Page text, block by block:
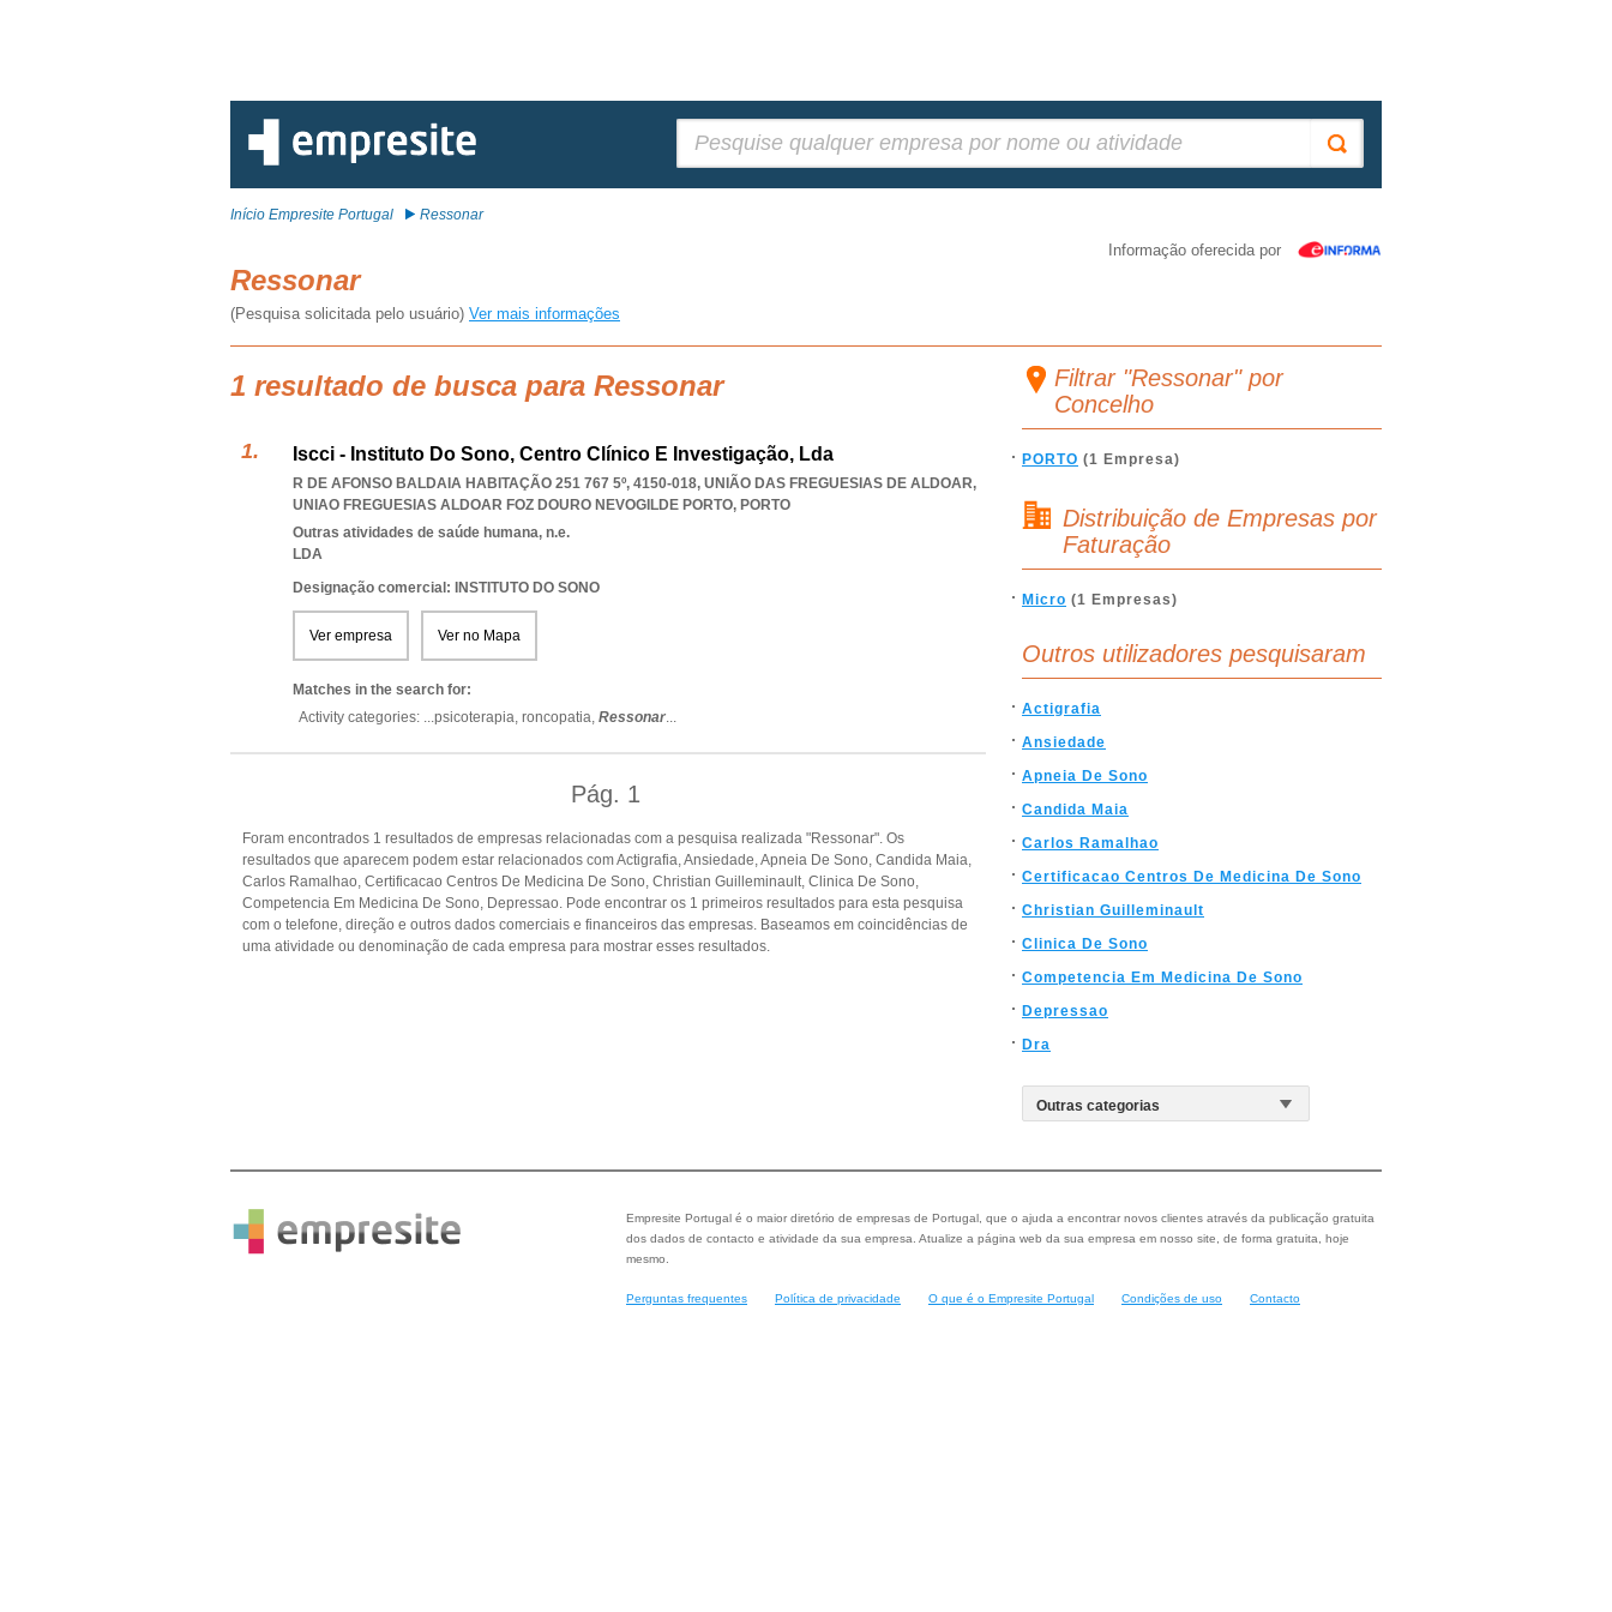
Início Empresite Portugal Ressonar
Informação oferecida por
Ressonar
(Pesquisa solicitada pelo usuário) Ver mais informações
1 resultado de busca para Ressonar
Iscci - Instituto Do Sono, Centro Clínico E Investigação, Lda
R DE AFONSO BALDAIA HABITAÇÃO 251 767 5º, 4150-018, UNIÃO DAS FREGUESIAS DE ALDOAR,
UNIAO FREGUESIAS ALDOAR FOZ DOURO NEVOGILDE PORTO, PORTO
Outras atividades de saúde humana, n.e.
LDA
Designação comercial: INSTITUTO DO SONO
Ver empresa Ver no Mapa
Matches in the search for:
Activity categories: ...psicoterapia, roncopatia, Ressonar...
Pág. 1
Foram encontrados 1 resultados de empresas relacionadas com a pesquisa realizada "Ressonar". Os
resultados que aparecem podem estar relacionados com Actigrafia, Ansiedade, Apneia De Sono, Candida Maia,
Carlos Ramalhao, Certificacao Centros De Medicina De Sono, Christian Guilleminault, Clinica De Sono,
Competencia Em Medicina De Sono, Depressao. Pode encontrar os 1 primeiros resultados para esta pesquisa
com o telefone, direção e outros dados comerciais e financeiros das empresas. Baseamos em coincidências de
uma atividade ou denominação de cada empresa para mostrar esses resultados.
Filtrar "Ressonar" por
Concelho
PORTO (1 Empresa)
Distribuição de Empresas por
Faturação
Micro (1 Empresas)
Outros utilizadores pesquisaram
Actigrafia
Ansiedade
Apneia De Sono
Candida Maia
Carlos Ramalhao
Certificacao Centros De Medicina De Sono
Christian Guilleminault
Clinica De Sono
Competencia Em Medicina De Sono
Depressao
Dra
Empresite Portugal é o maior diretório de empresas de Portugal, que o ajuda a encontrar novos clientes através da publicação gratuita
dos dados de contacto e atividade da sua empresa. Atualize a página web da sua empresa em nosso site, de forma gratuita, hoje
mesmo.
Perguntas frequentes Política de privacidade O que é o Empresite Portugal Condições de uso Contacto